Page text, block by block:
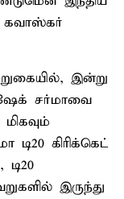
கவாஸ்கர்
இன்று
சர்மாவை
டி20 கிரிக்கெட்
இருந்து